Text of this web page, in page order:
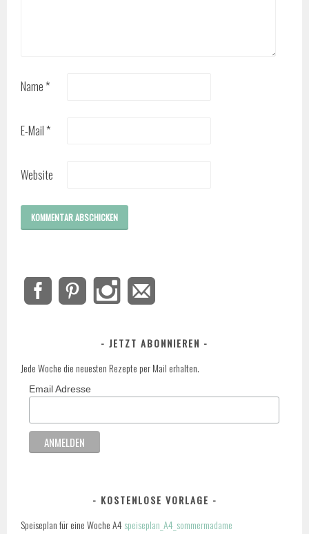
Name *
E-Mail *
Website
JETZT ABONNIEREN
Jede Woche die neuesten Rezepte per Mail erhalten.
Email Adresse
KOSTENLOSE VORLAGE
Speiseplan für eine Woche A4speiseplan_A4_sommermadame